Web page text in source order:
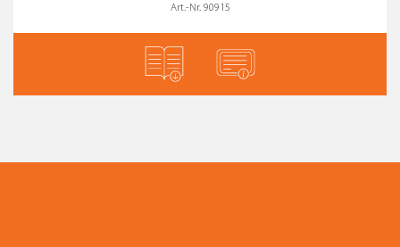
Art.-Nr. 90915